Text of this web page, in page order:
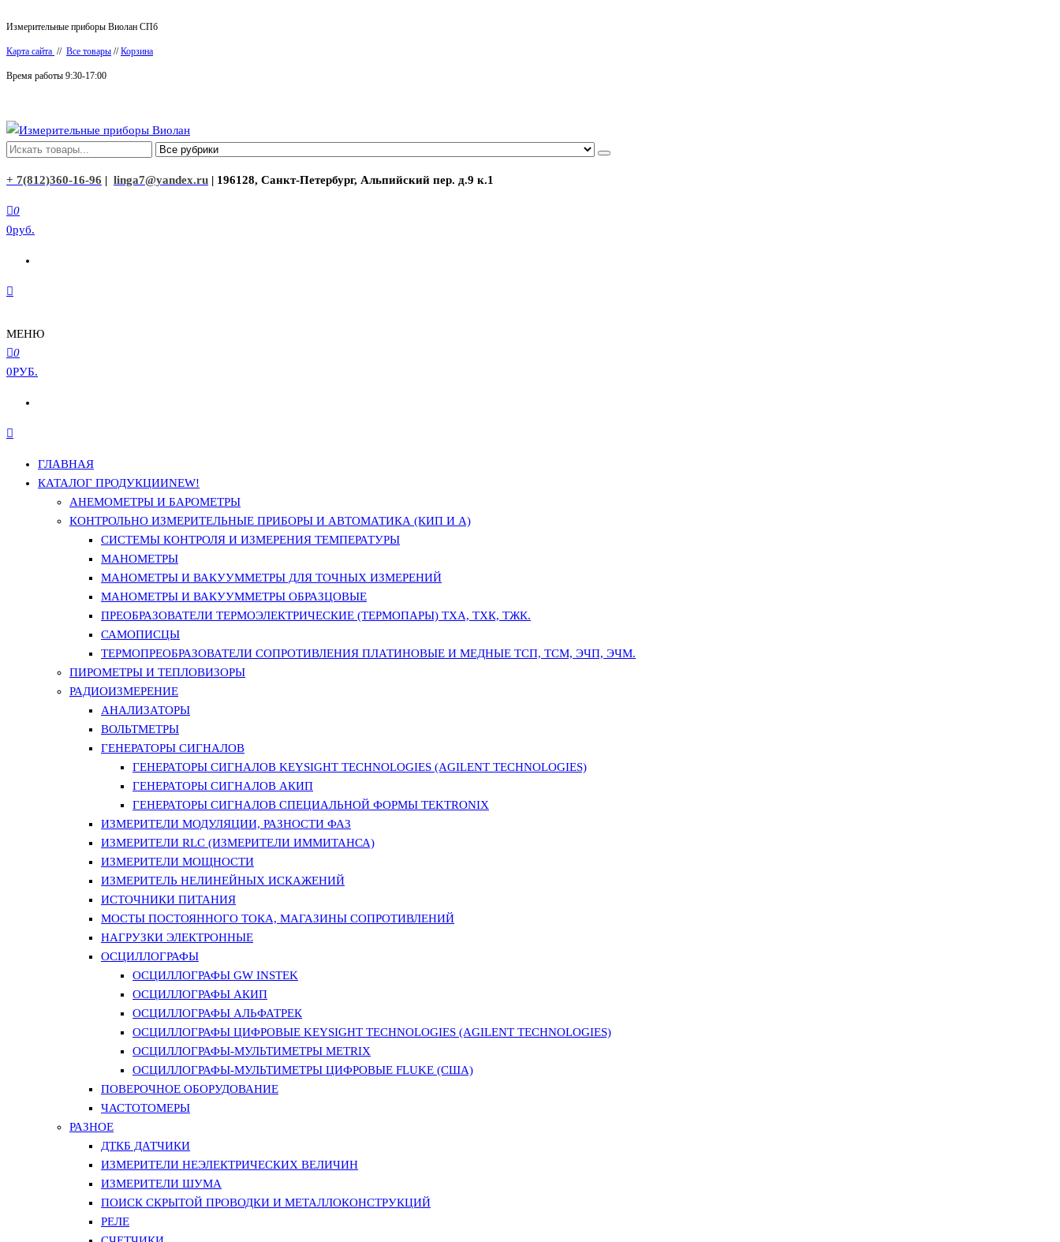
к
содержимому
Измерительные приборы Виолан СПб
Карта сайта // Все товары //Корзина
Время работы 9:30-17:00
Измерительные приборы Виолан
+ 7(812)360-16-96 | linga7@yandex.ru | 196128, Санкт-Петербург, Альпийский пер. д.9 к.1
0
0руб.
МЕНЮ
0
0РУБ.
ГЛАВНАЯ
КАТАЛОГ ПРОДУКЦИИNEW!
АНЕМОМЕТРЫ И БАРОМЕТРЫ
КОНТРОЛЬНО ИЗМЕРИТЕЛЬНЫЕ ПРИБОРЫ И АВТОМАТИКА (КИП И А)
СИСТЕМЫ КОНТРОЛЯ И ИЗМЕРЕНИЯ ТЕМПЕРАТУРЫ
МАНОМЕТРЫ
МАНОМЕТРЫ И ВАКУУММЕТРЫ ДЛЯ ТОЧНЫХ ИЗМЕРЕНИЙ
МАНОМЕТРЫ И ВАКУУММЕТРЫ ОБРАЗЦОВЫЕ
ПРЕОБРАЗОВАТЕЛИ ТЕРМОЭЛЕКТРИЧЕСКИЕ (ТЕРМОПАРЫ) ТХА, ТХК, ТЖК.
САМОПИСЦЫ
ТЕРМОПРЕОБРАЗОВАТЕЛИ СОПРОТИВЛЕНИЯ ПЛАТИНОВЫЕ И МЕДНЫЕ ТСП, ТСМ, ЭЧП, ЭЧМ.
ПИРОМЕТРЫ И ТЕПЛОВИЗОРЫ
РАДИОИЗМЕРЕНИЕ
АНАЛИЗАТОРЫ
ВОЛЬТМЕТРЫ
ГЕНЕРАТОРЫ СИГНАЛОВ
ГЕНЕРАТОРЫ СИГНАЛОВ KEYSIGHT TECHNOLOGIES (AGILENT TECHNOLOGIES)
ГЕНЕРАТОРЫ СИГНАЛОВ АКИП
ГЕНЕРАТОРЫ СИГНАЛОВ СПЕЦИАЛЬНОЙ ФОРМЫ TEKTRONIX
ИЗМЕРИТЕЛИ МОДУЛЯЦИИ, РАЗНОСТИ ФАЗ
ИЗМЕРИТЕЛИ RLC (ИЗМЕРИТЕЛИ ИММИТАНСА)
ИЗМЕРИТЕЛИ МОЩНОСТИ
ИЗМЕРИТЕЛЬ НЕЛИНЕЙНЫХ ИСКАЖЕНИЙ
ИСТОЧНИКИ ПИТАНИЯ
МОСТЫ ПОСТОЯННОГО ТОКА, МАГАЗИНЫ СОПРОТИВЛЕНИЙ
НАГРУЗКИ ЭЛЕКТРОННЫЕ
ОСЦИЛЛОГРАФЫ
ОСЦИЛЛОГРАФЫ GW INSTEK
ОСЦИЛЛОГРАФЫ АКИП
ОСЦИЛЛОГРАФЫ АЛЬФАТРЕК
ОСЦИЛЛОГРАФЫ ЦИФРОВЫЕ KEYSIGHT TECHNOLOGIES (AGILENT TECHNOLOGIES)
ОСЦИЛЛОГРАФЫ-МУЛЬТИМЕТРЫ METRIX
ОСЦИЛЛОГРАФЫ-МУЛЬТИМЕТРЫ ЦИФРОВЫЕ FLUKE (США)
ПОВЕРОЧНОЕ ОБОРУДОВАНИЕ
ЧАСТОТОМЕРЫ
РАЗНОЕ
ДТКБ ДАТЧИКИ
ИЗМЕРИТЕЛИ НЕЭЛЕКТРИЧЕСКИХ ВЕЛИЧИН
ИЗМЕРИТЕЛИ ШУМА
ПОИСК СКРЫТОЙ ПРОВОДКИ И МЕТАЛЛОКОНСТРУКЦИЙ
РЕЛЕ